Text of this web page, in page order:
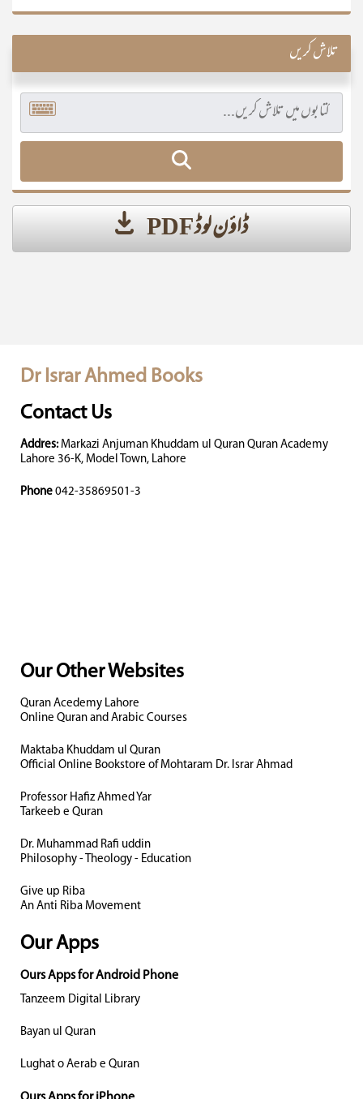
تلاش کریں
ڈاؤن لوڈ PDF
Dr Israr Ahmed Books
Contact Us
Addres: Markazi Anjuman Khuddam ul Quran Quran Academy
Lahore 36-K, Model Town, Lahore
Phone 042-35869501-3
Our Other Websites
Quran Acedemy Lahore
Online Quran and Arabic Courses
Maktaba Khuddam ul Quran
Official Online Bookstore of Mohtaram Dr. Israr Ahmad
Professor Hafiz Ahmed Yar
Tarkeeb e Quran
Dr. Muhammad Rafi uddin
Philosophy - Theology - Education
Give up Riba
An Anti Riba Movement
Our Apps
Ours Apps for Android Phone
Tanzeem Digital Library
Bayan ul Quran
Lughat o Aerab e Quran